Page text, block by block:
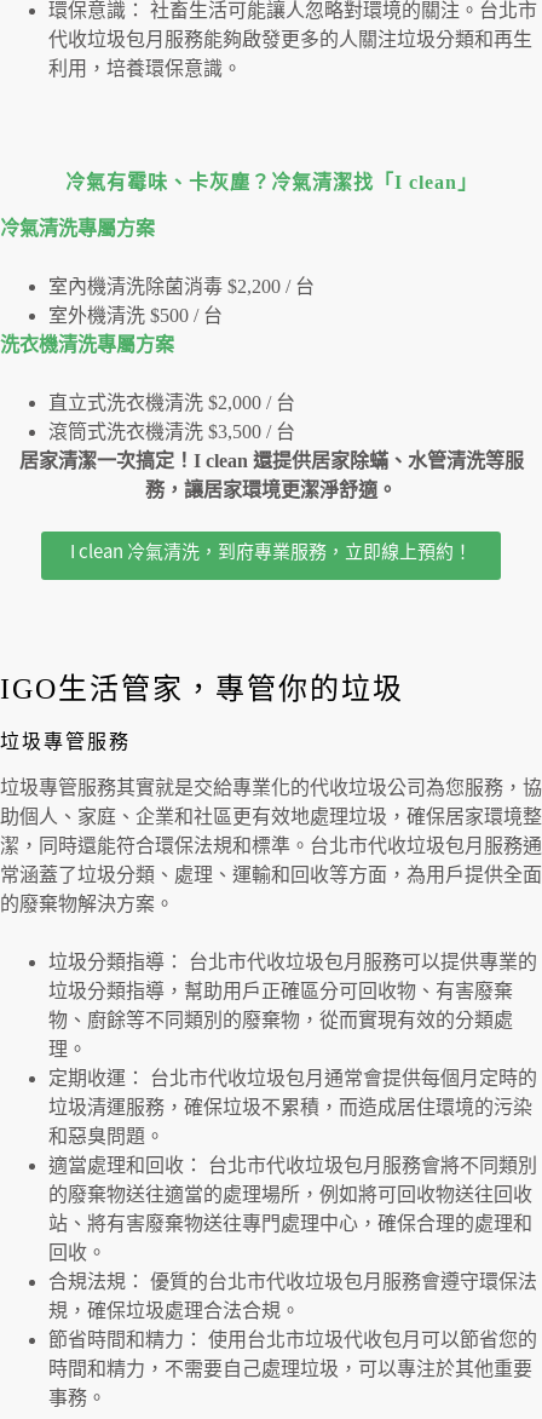
環保意識： 社畜生活可能讓人忽略對環境的關注。台北市
代收垃圾包月服務能夠啟發更多的人關注垃圾分類和再生
利用，培養環保意識。
冷氣有霉味、卡灰塵？冷氣清潔找「I clean」
冷氣清洗專屬⽅案
室內機清洗除菌消毒 $2,200 / 台
室外機清洗 $500 / 台
洗衣機清洗專屬⽅案
直立式洗衣機清洗 $2,000 / 台
滾筒式洗衣機清洗 $3,500 / 台
居家清潔一次搞定！I clean 還提供居家除蟎、水管清洗等服
務，讓居家環境更潔淨舒適。
I clean 冷氣清洗，到府專業服務，立即線上預約！
IGO生活管家，專管你的垃圾
垃圾專管服務
垃圾專管服務其實就是交給專業化的代收垃圾公司為您服務，協
助個人、家庭、企業和社區更有效地處理垃圾，確保居家環境整
潔，同時還能符合環保法規和標準。台北市代收垃圾包月服務通
常涵蓋了垃圾分類、處理、運輸和回收等方面，為用戶提供全面
的廢棄物解決方案。
垃圾分類指導： 台北市代收垃圾包月服務可以提供專業的
垃圾分類指導，幫助用戶正確區分可回收物、有害廢棄
物、廚餘等不同類別的廢棄物，從而實現有效的分類處
理。
定期收運： 台北市代收垃圾包月通常會提供每個月定時的
垃圾清運服務，確保垃圾不累積，而造成居住環境的污染
和惡臭問題。
適當處理和回收： 台北市代收垃圾包月服務會將不同類別
的廢棄物送往適當的處理場所，例如將可回收物送往回收
站、將有害廢棄物送往專門處理中心，確保合理的處理和
回收。
合規法規： 優質的台北市代收垃圾包月服務會遵守環保法
規，確保垃圾處理合法合規。
節省時間和精力： 使用台北市垃圾代收包月可以節省您的
時間和精力，不需要自己處理垃圾，可以專注於其他重要
事務。